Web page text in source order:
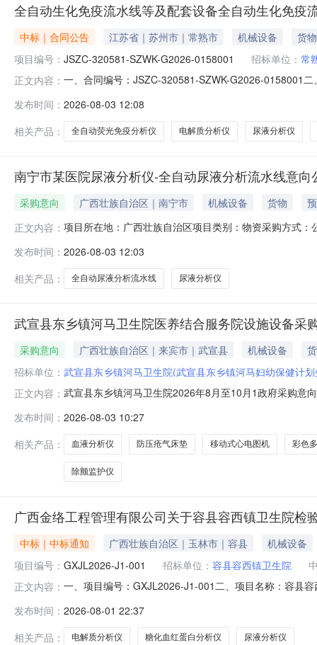
全自动生化免疫流水线等及配套设备全自动生化免疫
中标｜合同公告 江苏省｜苏州市｜常熟市 机械设备
货物
项目编号： JSZC-320581-SZWK-G2026-0158001 招标单位： 常
正文内容： 一、合同编号：JSZC-320581-SZWK-G2026-0158001
道东张社区卫生服务中心地址：常熟市碧溪街道东张南
发布时间： 2026-08-03 12:08
相关产品：
全自动荧光免疫分析仪 电解质分析仪 尿液分析仪
南宁市某医院尿液分析仪-全自动尿液分析流水线意向
采购意向 广西壮族自治区｜南宁市 机械设备 货物
正文内容： 项目所在地：广西壮族自治区项目类别：物资采购方式
数量：2台4.设备预算金额：60万元（有专机专用试剂耗
的能力；（2）具有良好的商业信
发布时间： 2026-08-03 12:03
相关产品：
全自动尿液分析流水线 尿液分析仪
武宣县东乡镇河马卫生院医养结合服务院设施设备采
采购意向 广西壮族自治区｜来宾市｜武宣县 机械设备
招标单位： 武宣县东乡镇河马卫生院(武宣县东乡镇河马妇幼保健计
正文内容： 武宣县东乡镇河马卫生院2026年8月至10月1政府采购意
设施设备采购项目预算金额：190.000000万元(人民币)
监护仪、移动式心电
发布时间： 2026-08-03 10:27
相关产品：
血液分析仪 防压疮气床垫 移动式心电图机 彩色
除颤监护仪
广西金络工程管理有限公司关于容县容西镇卫生院检
中标｜中标通知 广西壮族自治区｜玉林市｜容县
机械设备
项目编号： GXJL2026-J1-001 招标单位： 容县容西镇卫生院
正文内容： 一、项目编号：GXJL2026-J1-001二、项目名称：容县
仪康立K-Lite8G1台24950.0024950.002糖化血红蛋白分
发布时间： 2026-08-01 22:37
相关产品：
电解质分析仪 糖化血红蛋白分析仪 尿液分析仪